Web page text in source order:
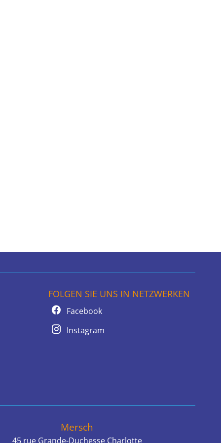
FOLGEN SIE UNS IN NETZWERKEN
Facebook
Instagram
Mersch
45 rue Grande-Duchesse Charlotte